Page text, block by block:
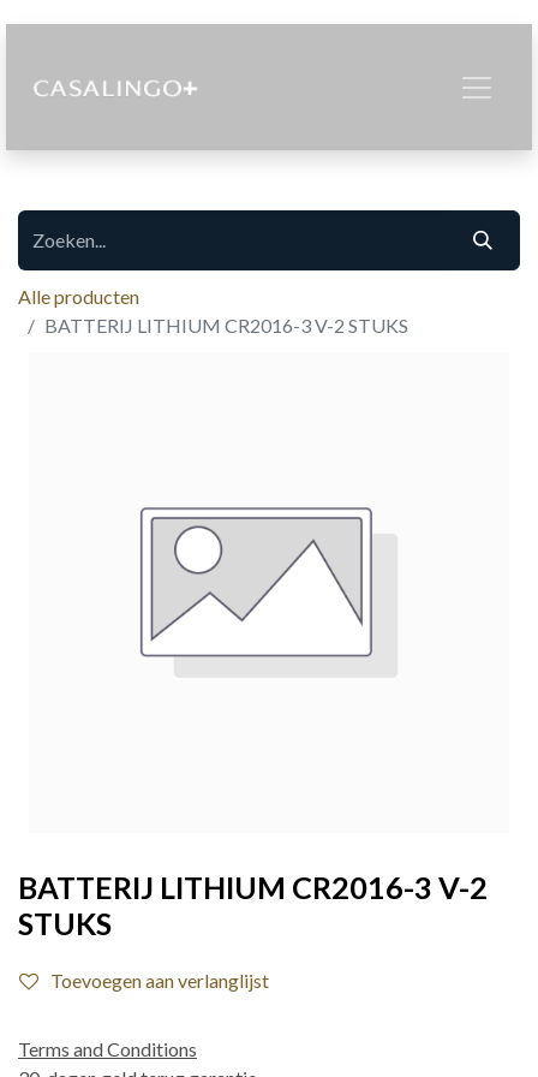
Alle producten
BATTERIJ LITHIUM CR2016-3 V-2 STUKS
BATTERIJ LITHIUM CR2016-3 V-2
STUKS
Toevoegen aan verlanglijst
Terms and Conditions